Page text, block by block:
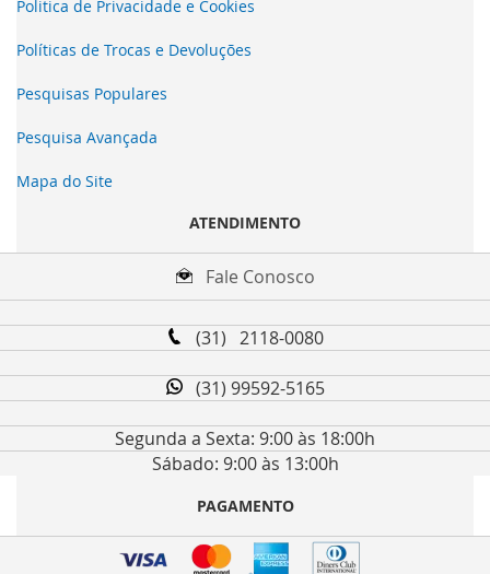
Politica de Privacidade e Cookies
Políticas de Trocas e Devoluções
Pesquisas Populares
Pesquisa Avançada
Mapa do Site
ATENDIMENTO
Fale Conosco
(31) 2118-0080
(31) 99592-5165
Segunda a Sexta: 9:00 às 18:00h
Sábado: 9:00 às 13:00h
PAGAMENTO